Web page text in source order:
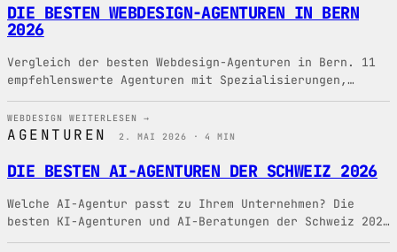
DIE BESTEN WEBDESIGN-AGENTUREN IN BERN
2026
Vergleich der besten Webdesign-Agenturen in Bern. 11
empfehlenswerte Agenturen mit Spezialisierungen,
Kosten und Empfehlungen für Ihr Webdesign-Projekt.
WEBDESIGN WEITERLESEN →
AGENTUREN 2. MAI 2026 · 4 MIN
DIE BESTEN AI-AGENTUREN DER SCHWEIZ 2026
Welche AI-Agentur passt zu Ihrem Unternehmen? Die
besten KI-Agenturen und AI-Beratungen der Schweiz 2026
im Vergleich.